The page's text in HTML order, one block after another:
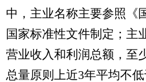
中，主业名称主要参照《
国家标准性文件制定；主
营业收入和利润总额，至
总量原则上近3年平均不